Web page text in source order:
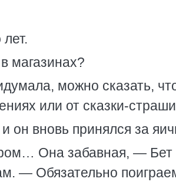
магазинах?
можно сказать,
или от сказки-
вновь принялся за
Она забавная, — Бет
— Обязательно